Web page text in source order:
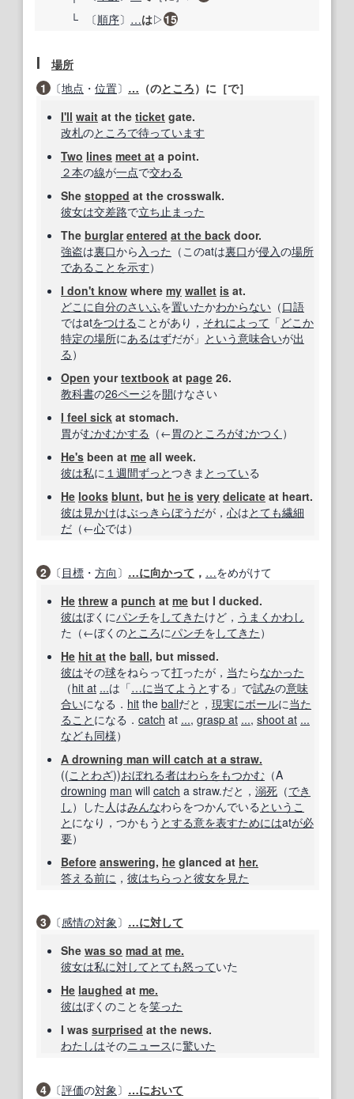
└
〔順序〕 …は▷ 15
Ⅰ
場所
1
〔地点 ・ 位置〕 … （のところ）に［で］
I'll wait at the ticket gate.
改札のところで待っています
Two lines meet at a point.
２本の線が一点で交わる
She stopped at the crosswalk.
彼女は交差路で立ち止まった
The burglar entered at the back door.
強盗は裏口から 入った （このatは裏口が侵入の場所
であること を示す）
I don't know where my wallet is at.
どこに自分のさいふを置いたかわからない （口語
ではatをつけることがあり， それによって 「どこか
特定の場所にあるはずだが」 という意味合いが出
る ）
Open yourtextbook at page 26.
教科書の26ページを開けなさい
I feel sick at stomach.
胃がむかむかする （← 胃のところがむかつく ）
He's been at me all week.
彼は私に １週間ずっとつきま とっている
He looks blunt, but he is very delicate at heart.
彼は 見かけはぶっきらぼうだが， 心はとても繊細
だ （←心では）
2 〔 目標 ・ 方向 〕 …に向かって ， …をめがけて
He threw a punch at me but I ducked.
彼はぼくにパンチを してきたけど， うまく かわし
た（←ぼくのところにパンチを してきた ）
He hit at the ball, but missed.
彼はその球をねらって打ったが， 当たらなかった
（hit at ...は「…に当てようとする」で試みの意味
合いになる． hit the ballだと， 現実にボールに当た
ること になる． catch at ..., grasp at ..., shoot at ...
なども同様）
A drowning man will catch at a straw.
((ことわざ))おぼれる者はわらをもつかむ （A
drowning man will catch a straw.だと， 溺死 （でき
し ）した 人はみんなわらをつかんでいる というこ
と になり，つかもう とする意を表すためにはatが必
要）
Before answering, he glanced at her.
答える前に ， 彼はちらっと彼女を見た
3 〔感情の対象〕 …に対して
She was so mad at me.
彼女は私に対してとても怒っていた
He laughed at me.
彼はぼくのことを笑った
I was surprised at the news.
わたしはそのニュースに驚いた
4 〔評価の対象〕 …において